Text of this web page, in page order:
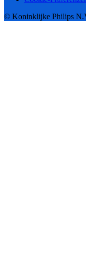
© Koninklijke Philips